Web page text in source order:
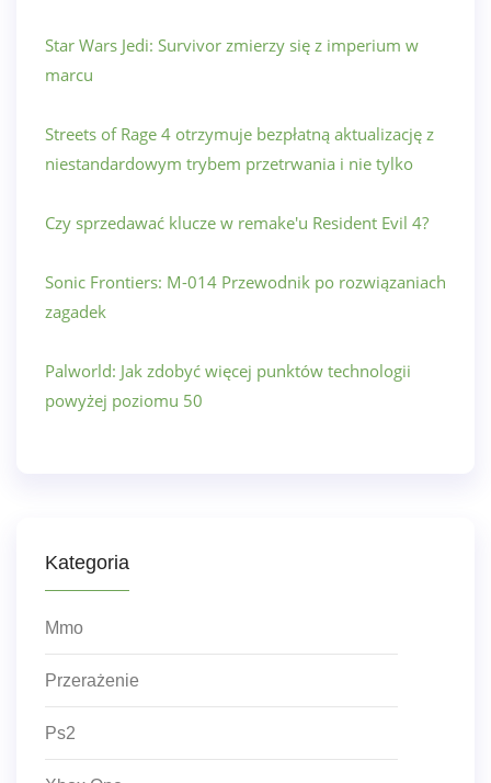
Star Wars Jedi: Survivor zmierzy się z imperium w
marcu
Streets of Rage 4 otrzymuje bezpłatną aktualizację z
niestandardowym trybem przetrwania i nie tylko
Czy sprzedawać klucze w remake'u Resident Evil 4?
Sonic Frontiers: M-014 Przewodnik po rozwiązaniach
zagadek
Palworld: Jak zdobyć więcej punktów technologii
powyżej poziomu 50
Kategoria
Mmo
Przerażenie
Ps2